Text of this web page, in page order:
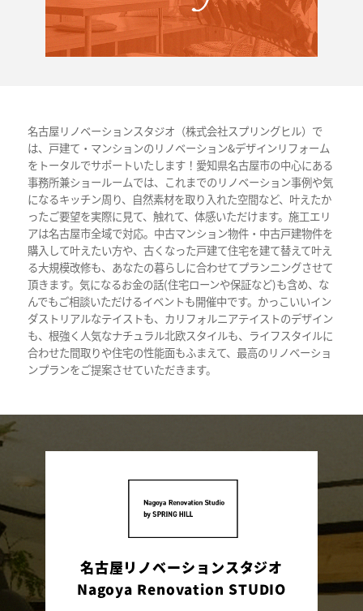
名古屋リノベーションスタジオ（株式会社スプリングヒル）で
は、戸建て・マンションのリノベーション&デザインリフォーム
をトータルでサポートいたします！愛知県名古屋市の中心にある
事務所兼ショールームでは、これまでのリノベーション事例や気
になるキッチン周り、自然素材を取り入れた空間など、叶えたか
ったご要望を実際に見て、触れて、体感いただけます。施工エリ
アは名古屋市全域で対応。中古マンション物件・中古戸建物件を
購入して叶えたい方や、古くなった戸建て住宅を建て替えて叶え
る大規模改修も、あなたの暮らしに合わせてプランニングさせて
頂きます。気になるお金の話(住宅ローンや保証など)も含め、な
んでもご相談いただけるイベントも開催中です。かっこいいイン
ダストリアルなテイストも、カリフォルニアテイストのデザイン
も、根強く人気なナチュラル北欧スタイルも、ライフスタイルに
合わせた間取りや住宅の性能面もふまえて、最高のリノベーショ
ンプランをご提案させていただきます。
名古屋リノベーションスタジオ
Nagoya Renovation STUDIO